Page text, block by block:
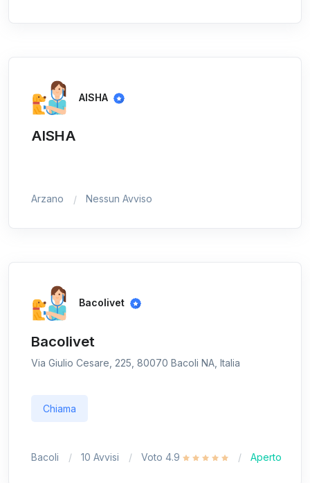
AISHA
AISHA
Arzano Nessun Avviso
Bacolivet
Bacolivet
Via Giulio Cesare, 225, 80070 Bacoli NA, Italia
Chiama
Bacoli 10 Avvisi Voto 4.9 Aperto